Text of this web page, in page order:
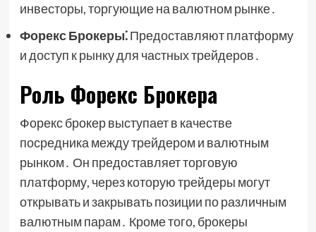
инвесторы, торгующие на валютном рынке․
Форекс Брокеры⁚Предоставляют платформу
и доступ к рынку для частных трейдеров․
Роль Форекс Брокера
Форекс брокер выступает в качестве
посредника между трейдером и валютным
рынком․ Он предоставляет торговую
платформу, через которую трейдеры могут
открывать и закрывать позиции по различным
валютным парам․ Кроме того, брокеры